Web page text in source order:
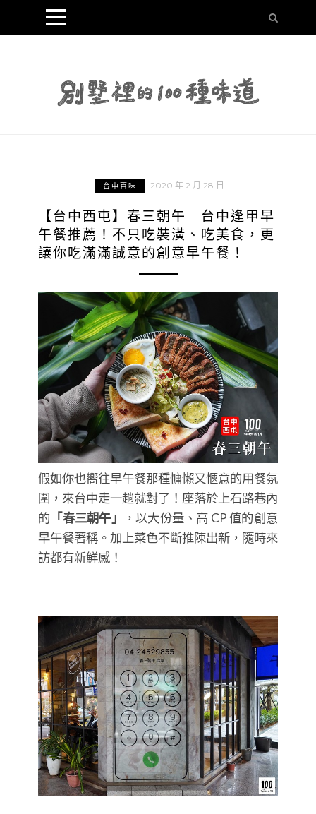
台中百味 2020 年 2 月 28 日
【台中西屯】春三朝午｜台中逢甲早
午餐推薦！不只吃裝潢、吃美食，更
讓你吃滿滿誠意的創意早午餐！
假如你也嚮往早午餐那種慵懶又愜意的用餐氛
圍，來台中走一趟就對了！座落於上石路巷內
的 「春三朝午」
，以大份量、高 CP 值的創意
早午餐著稱。加上菜色不斷推陳出新，隨時來
訪都有新鮮感！